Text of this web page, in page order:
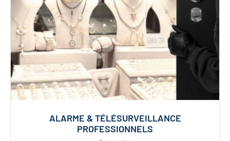
ALARME & TÉLÉSURVEILLANCE
PROFESSIONNELS